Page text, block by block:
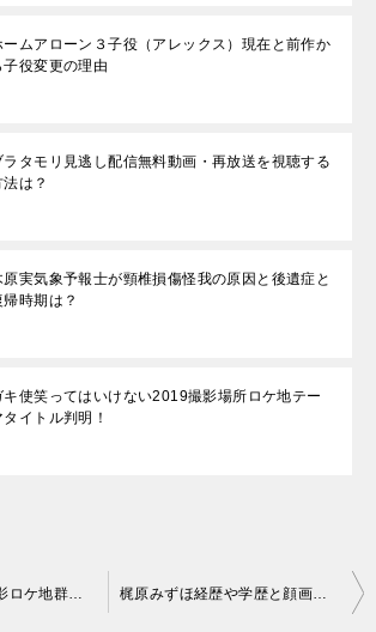
ームアローン３子役（アレックス）現在と前作か
子役変更の理由
ラタモリ見逃し配信無料動画・再放送を視聴する
法は？
原実気象予報士が頸椎損傷怪我の原因と後遺症と
帰時期は？
キ使笑ってはいけない2019撮影場所ロケ地テー
タイトル判明！
翔んで埼玉映画撮影ロケ地群馬結婚式場の場所とアクセス方法は？ 梶原みずほ経歴や学歴と顔画像紹介！美人記者で旦那や子供は？